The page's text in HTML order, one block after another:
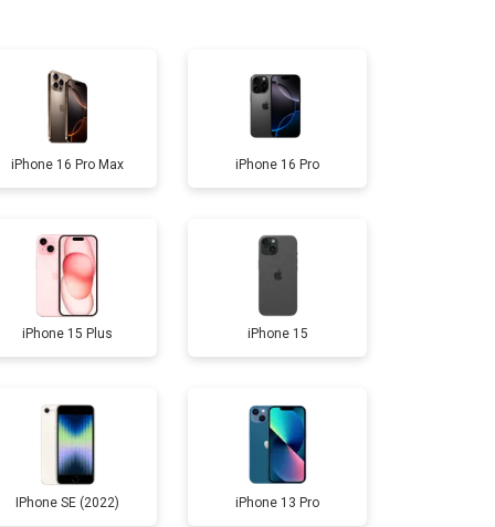
3900 ₽ Заказать
3500 ₽ Заказать
3400 ₽
3500 ₽ Заказать
iPhone 16 Pro Max iPhone 16 Pro
iPhone 15 Plus iPhone 15
IPhone SE (2022) iPhone 13 Pro